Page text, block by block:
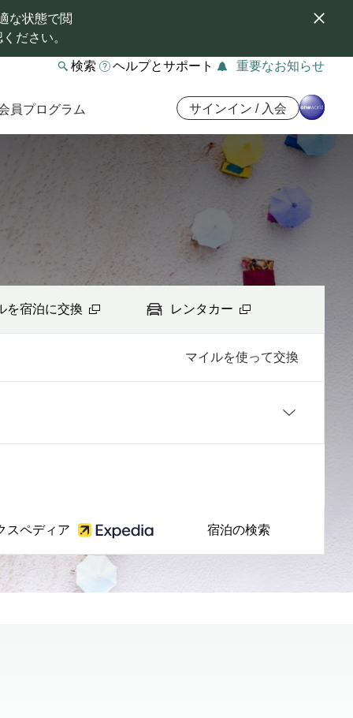
な状態で閲
ださい。
検索 ヘルプとサポート 重要なお知らせ
員プログラム サインイン / 入会
を宿泊に交換 レンタカー
マイルを使って交換
スペディア 宿泊の検索